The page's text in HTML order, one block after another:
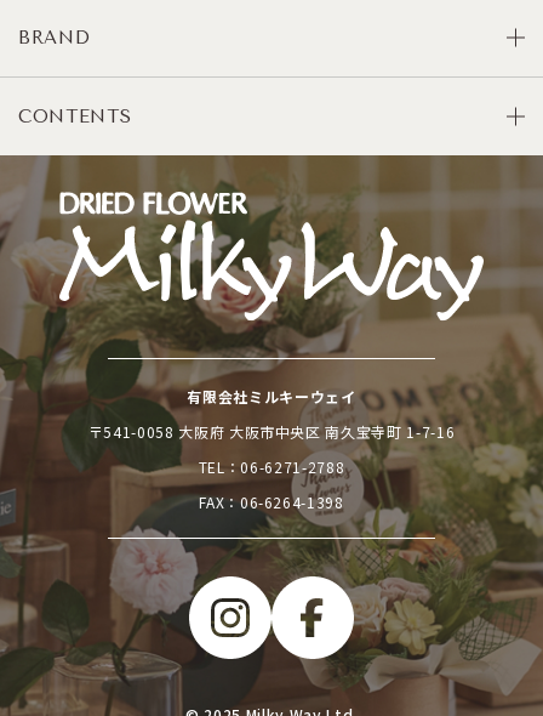
BRAND
CONTENTS
有限会社ミルキーウェイ
〒541-0058 大阪府 大阪市中央区 南久宝寺町 1-7-16
TEL：06-6271-2788
FAX：06-6264-1398